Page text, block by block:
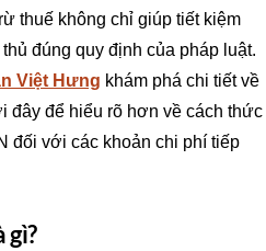
thuế không chỉ giúp tiết kiệm
đúng quy định của pháp luật.
Việt Hưng khám phá chi tiết về
đây để hiểu rõ hơn về cách thức
đối với các khoản chi phí tiếp
gì?